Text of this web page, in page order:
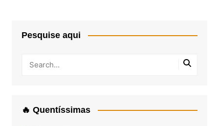
Pesquise aqui
🔥 Quentíssimas